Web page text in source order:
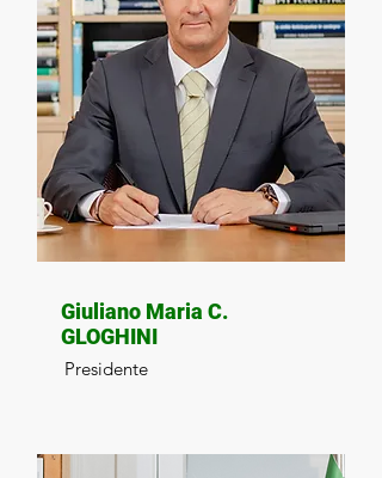
Giuliano Maria C.
GLOGHINI
Presidente